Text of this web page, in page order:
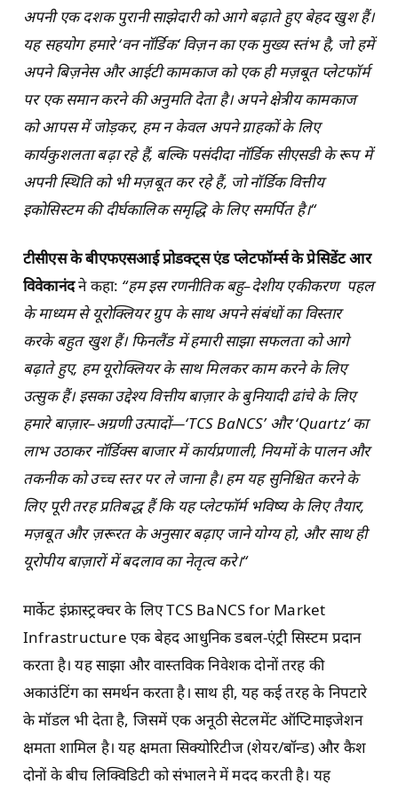
अपनी एक दशक पुरानी साझेदारी को आगे बढ़ाते हुए बेहद खुश हैं।
यह सहयोग हमारे ‘वन नॉर्डिक‘विज़न का एक मुख्य स्तंभ है, जो हमें
अपने बिज़नेस और आईटी कामकाज को एक ही मज़बूत प्लेटफॉर्म
पर एक समान करने की अनुमति देता है। अपने क्षेत्रीय कामकाज
को आपस में जोड़कर, हम न केवल अपने ग्राहकों के लिए
कार्यकुशलता बढ़ा रहे हैं, बल्कि पसंदीदा नॉर्डिक सीएसडी के रूप में
अपनी स्थिति को भी मज़बूत कर रहे हैं, जो नॉर्डिक वित्तीय
इकोसिस्टम की दीर्घकालिक समृद्धि के लिए समर्पित है।“
टीसीएसकेबीएफएसआईप्रोडक्ट्सएंडप्लेटफॉर्म्सकेप्रेसिडेंटआर
विवेकानंदने कहा: “हम इस रणनीतिक बहु–देशीय एकीकरण पहल
के माध्यम से यूरोक्लियर ग्रुप के साथ अपने संबंधों का विस्तार
करके बहुत खुश हैं। फिनलैंड में हमारी साझा सफलता को आगे
बढ़ाते हुए, हम यूरोक्लियर के साथ मिलकर काम करने के लिए
उत्सुक हैं। इसका उद्देश्य वित्तीय बाज़ार के बुनियादी ढांचे के लिए
हमारे बाज़ार–अग्रणी उत्पादों—‘TCS BaNCS’ और ‘Quartz‘का
लाभ उठाकर नॉर्डिक्स बाजार में कार्यप्रणाली, नियमों के पालन और
तकनीक को उच्च स्तर पर ले जाना है। हम यह सुनिश्चित करने के
लिए पूरी तरह प्रतिबद्ध हैं कि यह प्लेटफॉर्म भविष्य के लिए तैयार,
मज़बूत और ज़रूरत के अनुसार बढ़ाए जाने योग्य हो, और साथ ही
यूरोपीय बाज़ारों में बदलाव का नेतृत्व करे।“
मार्केट इंफ्रास्ट्रक्चर के लिए TCS BaNCS for Market
Infrastructure एक बेहद आधुनिक डबल-एंट्री सिस्टम प्रदान
करता है। यह साझा और वास्तविक निवेशक दोनों तरह की
अकाउंटिंग का समर्थन करता है। साथ ही, यह कई तरह के निपटारे
के मॉडल भी देता है, जिसमें एक अनूठी सेटलमेंट ऑप्टिमाइजेशन
क्षमता शामिल है। यह क्षमता सिक्योरिटीज (शेयर/बॉन्ड) और कैश
दोनों के बीच लिक्विडिटी को संभालने में मदद करती है। यह